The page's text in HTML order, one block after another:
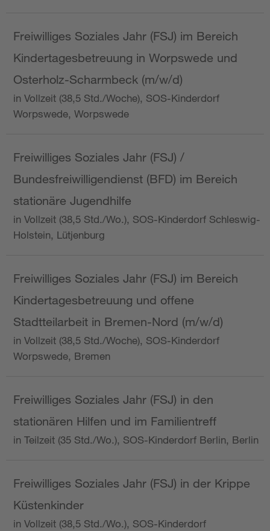
Freiwilliges Soziales Jahr (FSJ) im Bereich
Kindertagesbetreuung in Worpswede und
Osterholz-Scharmbeck (m/w/d)
in Vollzeit (38,5 Std./Woche), SOS-Kinderdorf
Worpswede, Worpswede
Freiwilliges Soziales Jahr (FSJ) /
Bundesfreiwilligendienst (BFD) im Bereich
stationäre Jugendhilfe
in Vollzeit (38,5 Std./Wo.), SOS-Kinderdorf Schleswig-
Holstein, Lütjenburg
Freiwilliges Soziales Jahr (FSJ) im Bereich
Kindertagesbetreuung und offene
Stadtteilarbeit in Bremen-Nord (m/w/d)
in Vollzeit (38,5 Std./Woche), SOS-Kinderdorf
Worpswede, Bremen
Freiwilliges Soziales Jahr (FSJ) in den
stationären Hilfen und im Familientreff
in Teilzeit (35 Std./Wo.), SOS-Kinderdorf Berlin, Berlin
Freiwilliges Soziales Jahr (FSJ) in der Krippe
Küstenkinder
in Vollzeit (38,5 Std./Wo.), SOS-Kinderdorf